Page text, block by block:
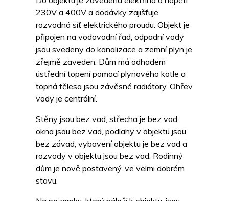
230V a 400V a dodávky zajišťuje
rozvodná síť elektrického proudu. Objekt je
připojen na vodovodní řad, odpadní vody
jsou svedeny do kanalizace a zemní plyn je
zřejmě zaveden. Dům má odhadem
ústřední topení pomocí plynového kotle a
topná tělesa jsou závěsné radiátory. Ohřev
vody je centrální.
Stěny jsou bez vad, střecha je bez vad,
okna jsou bez vad, podlahy v objektu jsou
bez závad, vybavení objektu je bez vad a
rozvody v objektu jsou bez vad. Rodinný
dům je nově postavený, ve velmi dobrém
stavu.